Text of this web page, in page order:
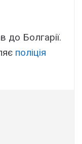
до Болгарії.
поліція